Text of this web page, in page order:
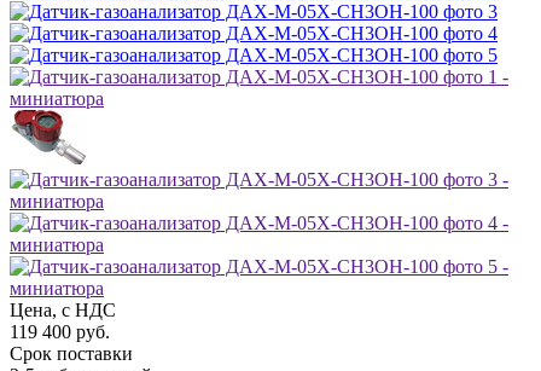
Цена, с НДС
119 400 руб.
Срок поставки